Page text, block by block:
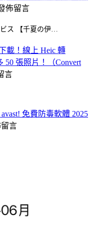
佈留言
ス 【千夏の伊…
載！線上 Heic 轉
50 張照片！（Convert
言
免費防毒軟體 2025
言